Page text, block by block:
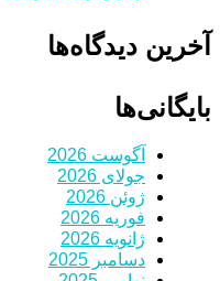
آخرین دیدگاه‌ها
بایگانی‌ها
آگوست 2026
جولای 2026
ژوئن 2026
فوریه 2026
ژانویه 2026
دسامبر 2025